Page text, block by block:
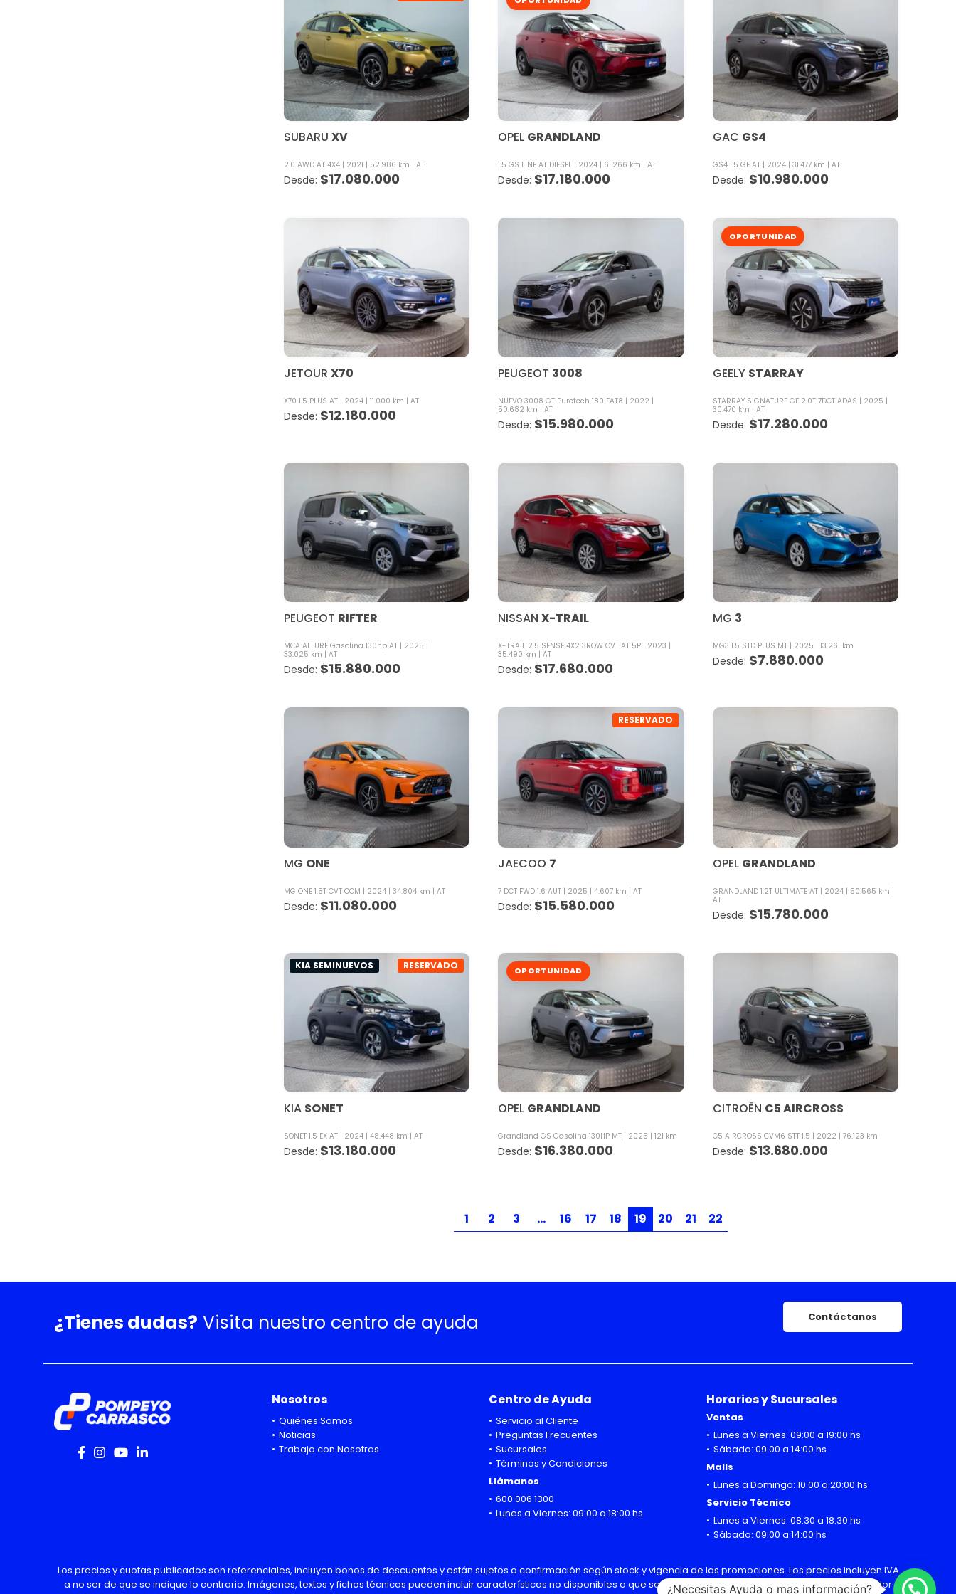
SUBARU XV
2.0 AWD AT 4X4 2021 52.986 km AT
$17.080.000
OPEL GRANDLAND
1.5 GS LINE AT DIESEL 2024 61.266 km AT
$17.180.000
GAC GS4
GS4 1.5 GE AT 2024 31.477 km AT
$10.980.000
JETOUR X70
X70 1.5 PLUS AT 2024 11.000 km AT
$12.180.000
PEUGEOT 3008
NUEVO 3008 GT Puretech 180 EAT8
2022
50.682 km
AT
$15.980.000
OPORTUNIDAD
GEELY STARRAY
STARRAY SIGNATURE GF 2.0T 7DCT ADAS
2025
30.470 km
AT
$17.280.000
PEUGEOT RIFTER
MCA ALLURE Gasolina 130hp AT
2025
33.025 km
AT
$15.880.000
NISSAN X-TRAIL
X-TRAIL 2.5 SENSE 4X2 3ROW CVT AT 5P
2023
35.490 km
AT
$17.680.000
MG 3
MG3 1.5 STD PLUS MT 2025 13.261 km
$7.880.000
MG ONE
MG ONE 1.5T CVT COM 2024 34.804 km AT
$11.080.000
RESERVADO
JAECOO 7
7 DCT FWD 1.6 AUT 2025 4.607 km AT
$15.580.000
OPEL GRANDLAND
GRANDLAND 1.2T ULTIMATE AT 2024
50.565 km
AT
$15.780.000
KIA SEMINUEVOS RESERVADO
KIA SONET
SONET 1.5 EX AT 2024 48.448 km AT
$13.180.000
OPORTUNIDAD
OPEL GRANDLAND
Grandland GS Gasolina 130HP MT 2025 121 km
$16.380.000
CITROËN C5 AIRCROSS
C5 AIRCROSS CVM6 STT 1.5 2022 76.123 km
$13.680.000
1 2 3 … 16 17 18 19 20 21 22
¿Tienes dudas? Visita nuestro centro de ayuda Contáctanos
Nosotros
Quiénes Somos
Noticias
Trabaja con Nosotros
Centro de Ayuda
Servicio al Cliente
Preguntas Frecuentes
Sucursales
Términos y Condiciones
Llámanos
600 006 1300
Lunes a Viernes: 09:00 a 18:00 hs
Horarios y Sucursales
Ventas
Lunes a Viernes: 09:00 a 19:00 hs
Sábado: 09:00 a 14:00 hs
Malls
Lunes a Domingo: 10:00 a 20:00 hs
Servicio Técnico
Lunes a Viernes: 08:30 a 18:30 hs
Sábado: 09:00 a 14:00 hs
Los precios y cuotas publicados son referenciales, incluyen bonos de descuentos y están sujetos a confirmación según stock y vigencia de las promociones. Los precios incluyen IVA
a no ser de que se indique lo contrario. Imágenes, textos y fichas técnicas pueden incluir características no disponibles o que sean modificadas sin previo aviso por el importador
¿Necesitas Ayuda o mas información?